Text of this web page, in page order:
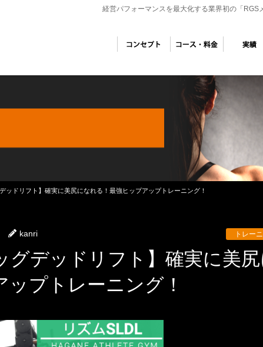
経営パフォーマンスを最大化する業界初の「
ッドリフト】確実に美尻になれる！最強ヒップアップトレーニング！
kanri トレー
プトレーニング！